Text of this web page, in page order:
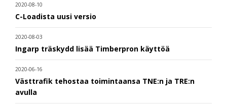
2020-08-10
C-Loadista uusi versio
2020-08-03
Ingarp träskydd lisää Timberpron käyttöä
2020-06-16
Västtrafik tehostaa toimintaansa TNE:n ja TRE:n
avulla